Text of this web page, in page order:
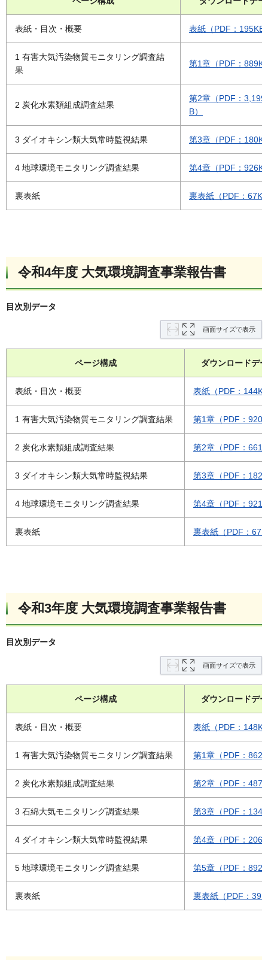
表紙・目次・概要 表紙（PDF：195KB
1 有害大気汚染物質モニタリング調査結
果
第1章（PDF：
2 炭化水素類組成調査結果
第2章（PDF：
B）
3 ダイオキシン類大気常時監視結果 第3章（PDF：
4 地球環境モニタリング調査結果 第4章（PDF：
裏表紙 裏表紙（PDF：
令和4年度 大気環境調査事業報告書
目次別データ
画面サイズで表示
ページ構成 ダウンロードデ
表紙・目次・概要 表紙（PDF：
1 有害大気汚染物質モニタリング調査結果 第1章（PDF：
2 炭化水素類組成調査結果 第2章（PDF：
3 ダイオキシン類大気常時監視結果 第3章（PDF：
4 地球環境モニタリング調査結果 第4章（PDF：
裏表紙 裏表紙（PDF：
令和3年度 大気環境調査事業報告書
目次別データ
画面サイズで表示
ページ構成 ダウンロードデ
表紙・目次・概要 表紙（PDF：
1 有害大気汚染物質モニタリング調査結果 第1章（PDF：
2 炭化水素類組成調査結果 第2章（PDF：
3 石綿大気モニタリング調査結果 第3章（PDF：
4 ダイオキシン類大気常時監視結果 第4章（PDF：
5 地球環境モニタリング調査結果 第5章（PDF：
裏表紙 裏表紙（PDF：